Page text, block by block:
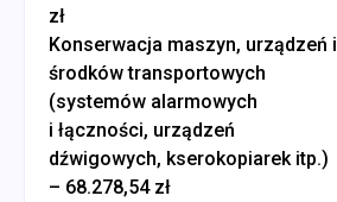
zł
Konserwacja maszyn, urządzeń i
środków transportowych
(systemów alarmowych
i łączności, urządzeń
dźwigowych, kserokopiarek itp.)
– 68.278,54 zł